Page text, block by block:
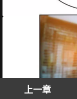
上一章